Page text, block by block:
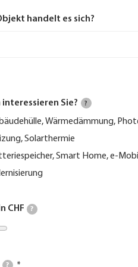
handelt es sich?
Sie? ?
Wärmedämmung,
Solarthermie
Smart Home, e-
CHF ?
?